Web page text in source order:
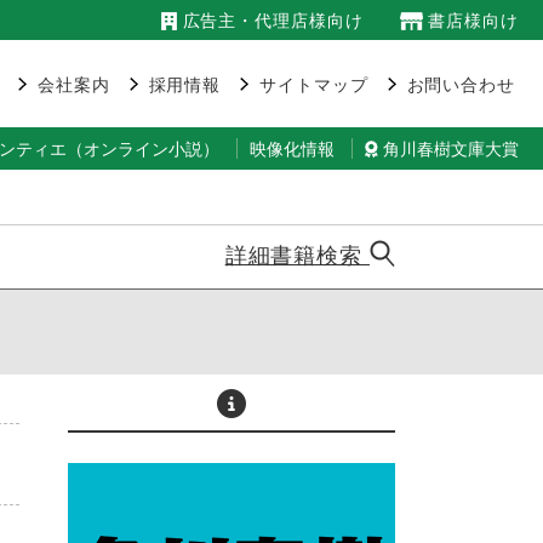
広告主・代理店様向け 書店様向け
会社案内 採用情報 サイトマップ お問い合わせ
ティエ（オンライン小説） 映像化情報 角川春樹文庫大賞
詳細書籍検索